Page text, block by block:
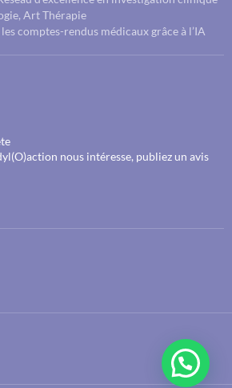
Art Thérapie
comptes-rendus médicaux grâce à l’IA
nous intéresse, publiez un avis